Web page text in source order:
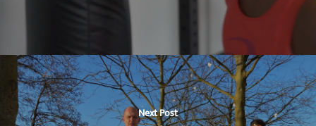
Next Post